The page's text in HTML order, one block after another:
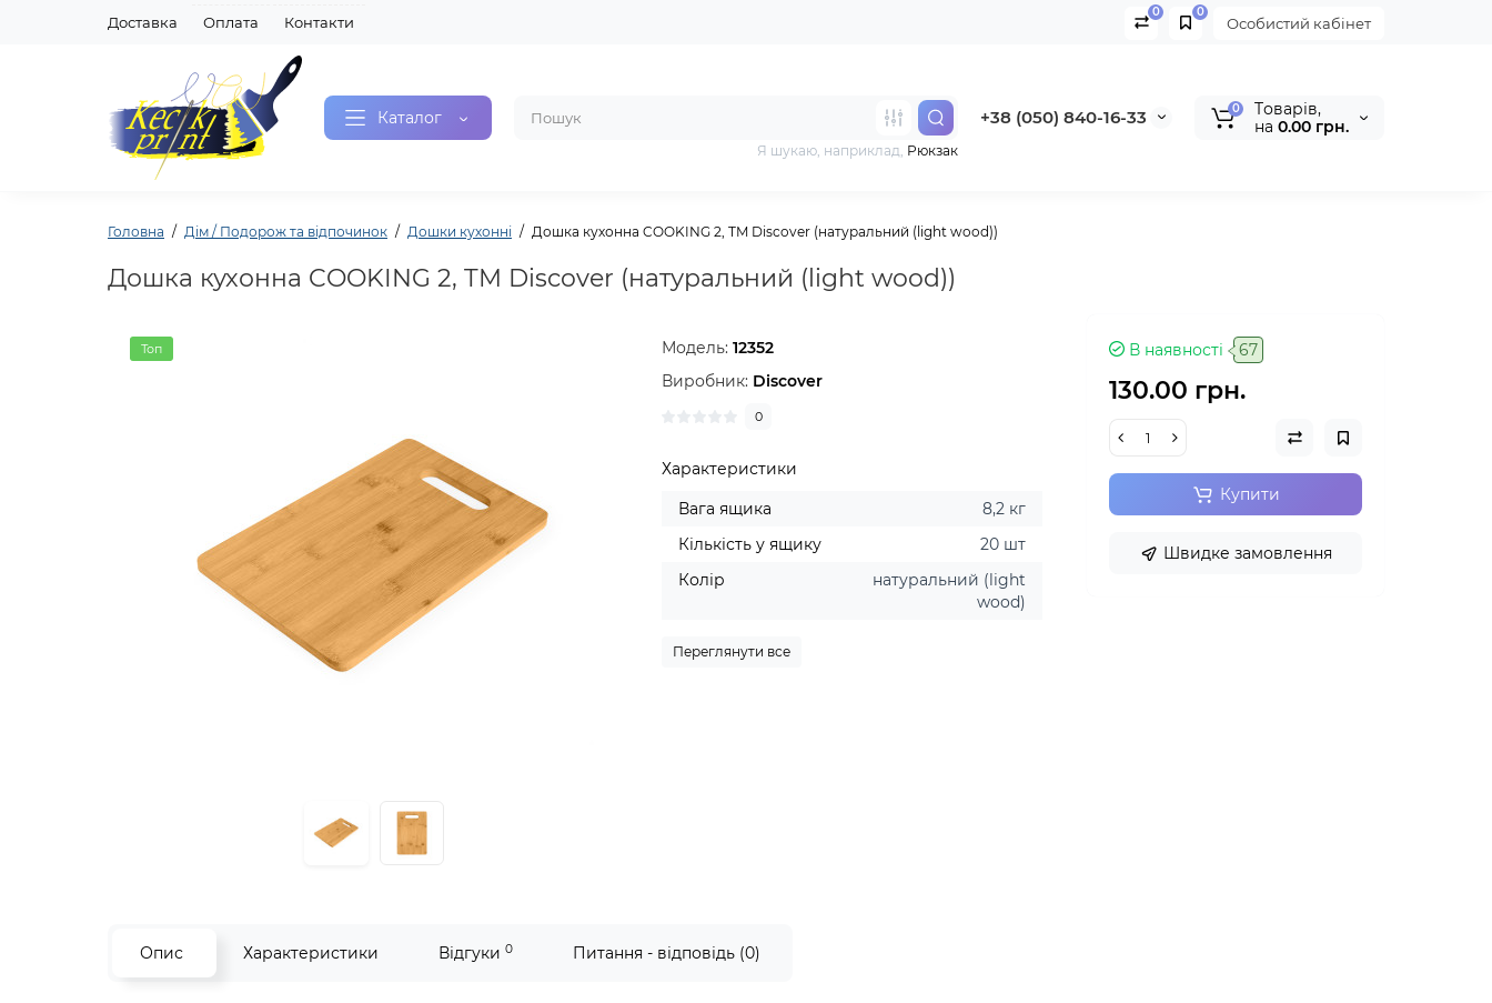
Доставка Оплата Контакти Особистий кабінет
0
0
Каталог +38 (050) 840-16-33
Я шукаю, наприклад, Рюкзак
0
Tоварів,
на 0.00 грн.
Головна Дім / Подорож та відпочинок Дошки кухонні Дошка кухонна COOKING 2, TM Discover (натуральний (light wood))
Дошка кухонна COOKING 2, TM Discover (натуральний (light wood))
Топ Модель:12352
Виробник: Discover
0
Характеристики
Вага ящика
8,2 кг
Кількість у ящику
20 шт
Колір
натуральний (light
wood)
Переглянути все
В наявності 67
130.00 грн.
Купити
Швидке замовлення
Опис Характеристики Відгуки 0 Питання - відповідь (0)